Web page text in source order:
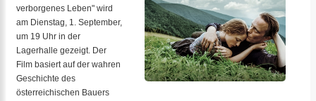
verborgenes Leben" wird
am Dienstag, 1. September,
um 19 Uhr in der
Lagerhalle gezeigt. Der
Film basiert auf der wahren
Geschichte des
österreichischen Bauers